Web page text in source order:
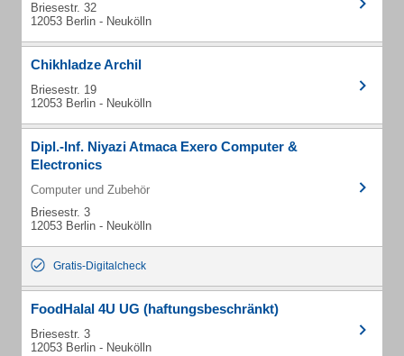
Briesestr. 32
12053 Berlin - Neukölln
Chikhladze Archil
Briesestr. 19
12053 Berlin - Neukölln
Dipl.-Inf. Niyazi Atmaca Exero Computer &
Electronics
Computer und Zubehör
Briesestr. 3
12053 Berlin - Neukölln
Gratis-Digitalcheck
FoodHalal 4U UG (haftungsbeschränkt)
Briesestr. 3
12053 Berlin - Neukölln